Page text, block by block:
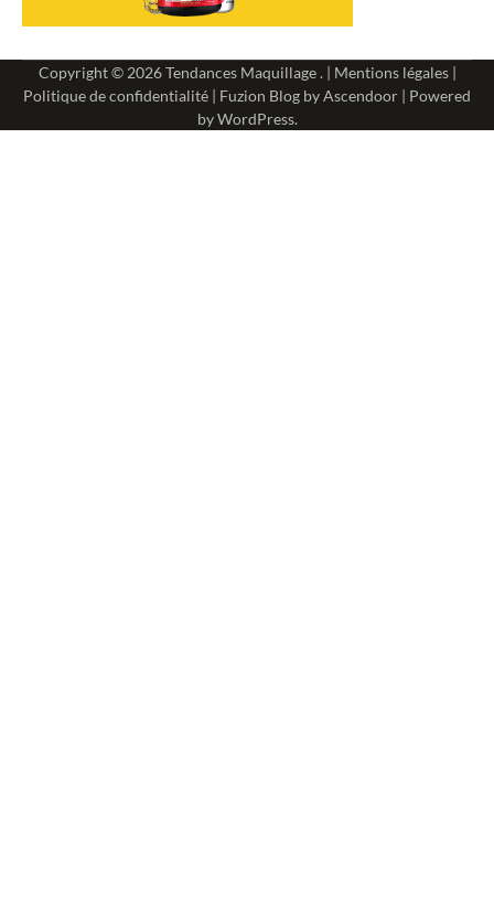
Copyright © 2026Tendances Maquillage. | Mentions légales|
Politique de confidentialité | Fuzion Blog byAscendoor | Powered
byWordPress.